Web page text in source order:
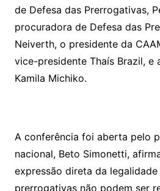
de Defesa das Prerrogativas,
procuradora de Defesa das
Neiverth, o presidente da
vice-presidente Thaís Brazil, e
Kamila Michiko.
A conferência foi aberta pelo
nacional, Beto Simonetti,
expressão direta da
prerrogativas não podem ser